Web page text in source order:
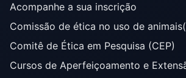
Acompanhe a sua inscrição
Comissão de ética no uso de
Comitê de Ética em Pesquisa (CEP)
Cursos de Aperfeiçoamento e